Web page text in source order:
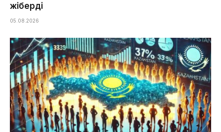
жіберді
05.08.2026